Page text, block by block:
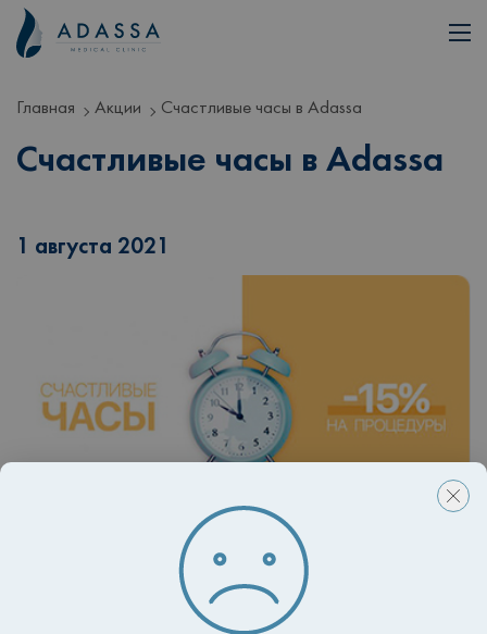
Главная Акции Счастливые часы в Adassa
Счастливые часы в Adassa
1 августа 2021
Акция действует каждый день до 31.08.2020